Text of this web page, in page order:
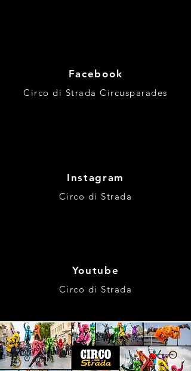
Facebook
Circo di Strada Circusparades
Instagram
Circo di Strada
Youtube
Circo di Strada